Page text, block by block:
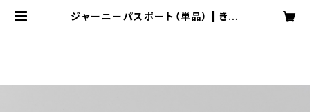
ジャーニーパスポート（単品） | きか